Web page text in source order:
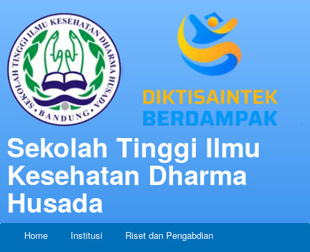
Sekolah Tinggi Ilmu
Kesehatan Dharma
Husada
Home Institusi
Riset dan Pengabdian